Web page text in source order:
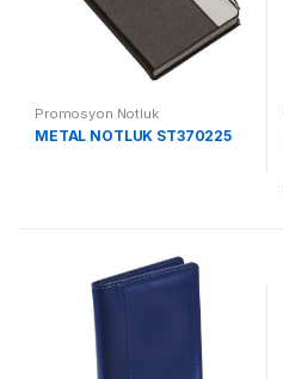
Promosyon Notluk
METAL NOTLUK ST370225